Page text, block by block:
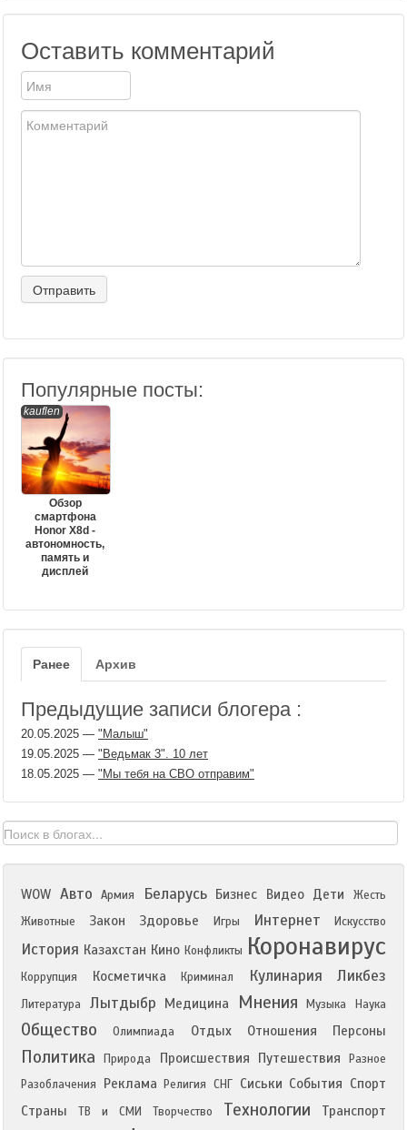
Оставить комментарий
Популярные посты:
kauflen
Обзор
смартфона
Honor X8d -
автономность,
память и
дисплей
Ранее Архив
Предыдущие записи блогера :
20.05.2025 — "Малыш"
19.05.2025 — "Ведьмак 3". 10 лет
18.05.2025 — "Мы тебя на СВО отправим"
WOW Авто Армия Беларусь Бизнес Видео Дети
Жесть
Животные
Закон Здоровье Игры Интернет Искусство
История Казахстан Кино Конфликты Коронавирус
Коррупция Косметичка Криминал Кулинария Ликбез
Литература Лытдыбр Медицина Мнения Музыка Наука
Общество Олимпиада Отдых Отношения Персоны
Политика Природа Происшествия Путешествия
Разное
Разоблачения
Реклама Религия СНГ Сиськи События Спорт
Страны
ТВ и СМИ Творчество Технологии Транспорт